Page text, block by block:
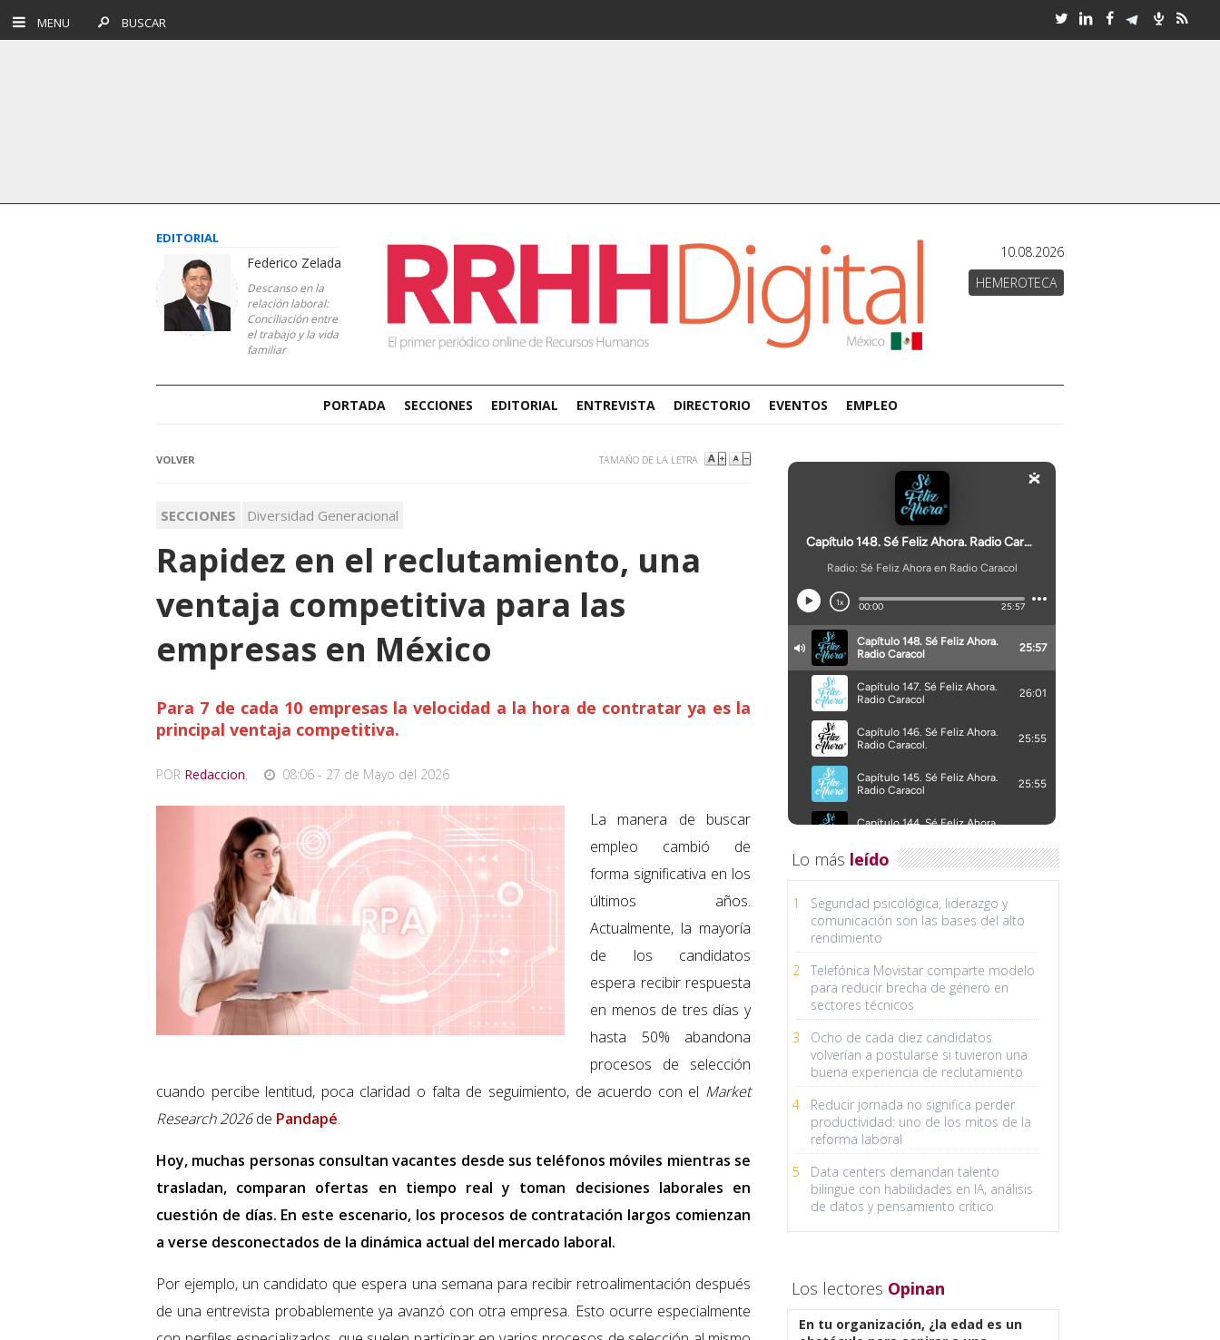
MENU BUSCAR
EDITORIAL
Federico Zelada
Descanso en la
relación laboral:
Conciliación entre
el trabajo y la vida
familiar
10.08.2026
HEMEROTECA
PORTADA SECCIONES EDITORIAL ENTREVISTA DIRECTORIO EVENTOS EMPLEO
VOLVER TAMAÑO DE LA LETRA
SECCIONES Diversidad Generacional
Rapidez en el reclutamiento, una
ventaja competitiva para las
empresas en México
Para 7 de cada 10 empresas la velocidad a la hora de contratar ya es la
principal ventaja competitiva.
POR Redaccion, 08:06 - 27 de Mayo del 2026
La manera de buscar
empleo cambió de
forma significativa en los
últimos años.
Actualmente, la mayoría
de los candidatos
espera recibir respuesta
en menos de tres días y
hasta 50% abandona
procesos de selección
cuando percibe lentitud, poca claridad o falta de seguimiento, de acuerdo con el Market
Research 2026de Pandapé.
Hoy, muchas personas consultan vacantes desde sus teléfonos móviles mientras se
trasladan, comparan ofertas en tiempo real y toman decisiones laborales en
cuestión de días. En este escenario, los procesos de contratación largos comienzan
a verse desconectados de la dinámica actual del mercado laboral.
Por ejemplo, un candidato que espera una semana para recibir retroalimentación después
de una entrevista probablemente ya avanzó con otra empresa. Esto ocurre especialmente
Lo más leído
1
Seguridad psicológica, liderazgo y
comunicación son las bases del alto
rendimiento
2
Telefónica Movistar comparte modelo
para reducir brecha de género en
sectores técnicos
3
Ocho de cada diez candidatos
volverían a postularse si tuvieron una
buena experiencia de reclutamiento
4
Reducir jornada no significa perder
productividad: uno de los mitos de la
reforma laboral
5
Data centers demandan talento
bilingüe con habilidades en IA, análisis
de datos y pensamiento crítico
Los lectores Opinan
En tu organización, ¿la edad es un